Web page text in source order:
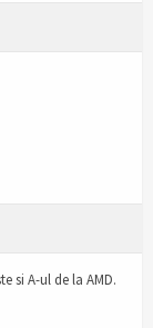
si A-ul de la AMD.